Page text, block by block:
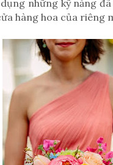
những kỹ năng
hàng hoa của riêng